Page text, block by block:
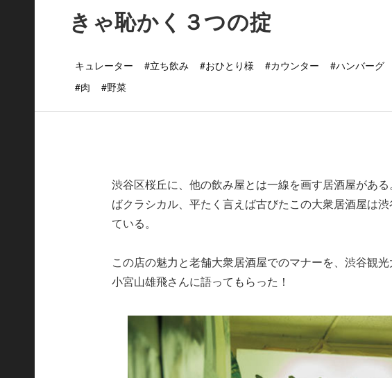
きゃ恥かく３つの掟
キュレーター #立ち飲み #おひとり様 #カウンター #ハンバーグ
#肉
#野菜
渋谷区桜丘に、他の飲み屋とは一線を画す居酒屋があ
ばクラシカル、平たく言えば古びたこの大衆居酒屋は
ている。
この店の魅力と老舗大衆居酒屋でのマナーを、渋谷観
小宮山雄飛さんに語ってもらった！